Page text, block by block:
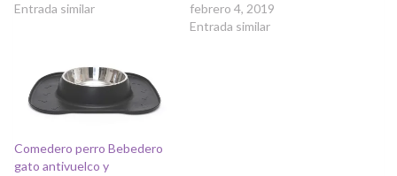
Entrada similar
febrero 4, 2019
Entrada similar
Comedero perro Bebedero
gato antivuelco y